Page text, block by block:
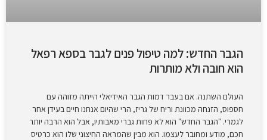
הגבר החדש: למה טיפול פנים לגבר בספא רפאל
הוא חובה ולא מותרות
העולם השתנה. אם בעבר דמות הגבר האידיאלי הייתה מזוהה עם
חספוס, הזנחה מכוונת וריח של גריז, הרי שהיום אנחנו חיים בעידן אחר
לגמרי. "הגבר החדש" הוא לא פחות גברי מאבותיו, אבל הוא הרבה יותר
חכם, מודע ומחובר לעצמו. הוא מבין שהמראה החיצוני שלו הוא כרטיס